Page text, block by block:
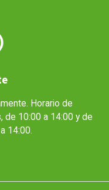
Horario de
de 10:00 a 14:00 y de
14:00.